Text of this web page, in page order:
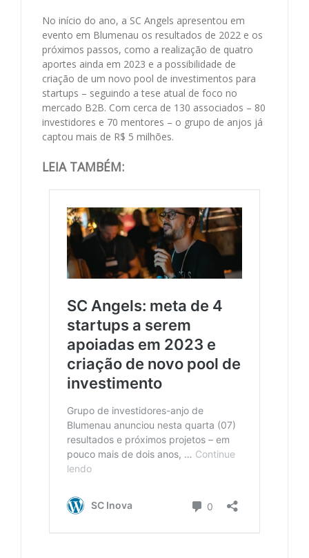
No início do ano, a SC Angels apresentou em
evento em Blumenau os resultados de 2022 e os
próximos passos, como a realização de quatro
aportes ainda em 2023 e a possibilidade de
criação de um novo pool de investimentos para
startups – seguindo a tese atual de foco no
mercado B2B. Com cerca de 130 associados – 80
investidores e 70 mentores – o grupo de anjos já
captou mais de R$ 5 milhões.
LEIA TAMBÉM: